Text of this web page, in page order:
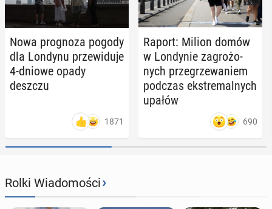
Nowa pro­gno­za pogody
dla Londynu prze­wi­du­je
4-dniowe opady
deszczu
1871
Raport: Milion domów
w Lon­dy­nie za­gro­żo­
nych prze­grze­wa­niem
podczas eks­tre­mal­nych
upałów
690
Rolki Wiadomości›